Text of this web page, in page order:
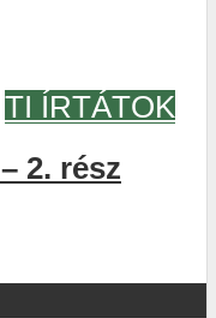
TI ÍRTÁTOK
2. rész